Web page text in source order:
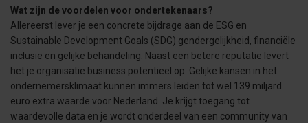
Wat zijn de voordelen voor ondertekenaars?
Allereerst lever je een concrete bijdrage aan de ESG en
Sustainable Development Goals (SDG) gendergelijkheid, financiële
inclusie en gelijke behandeling. Naast een betere reputatie levert
het je organisatie business potentieel op. Gelijke kansen in het
ondernemersklimaat kunnen immers leiden tot wel 139 miljard
euro extra waarde voor Nederland. Je krijgt toegang tot
waardevolle data en je wordt onderdeel van een community van